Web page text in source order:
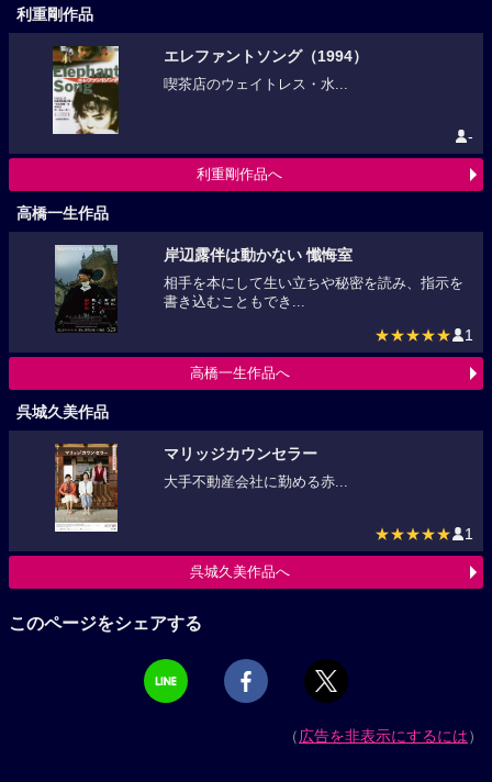
利重剛作品
エレファントソング（1994）
喫茶店のウェイトレス・水...
-
利重剛作品へ
高橋一生作品
岸辺露伴は動かない 懺悔室
相手を本にして生い立ちや秘密を読み、指示を
書き込むこともでき...
★★★★★ 1
高橋一生作品へ
呉城久美作品
マリッジカウンセラー
大手不動産会社に勤める赤...
★★★★★ 1
呉城久美作品へ
このページをシェアする
（広告を非表示にするには）